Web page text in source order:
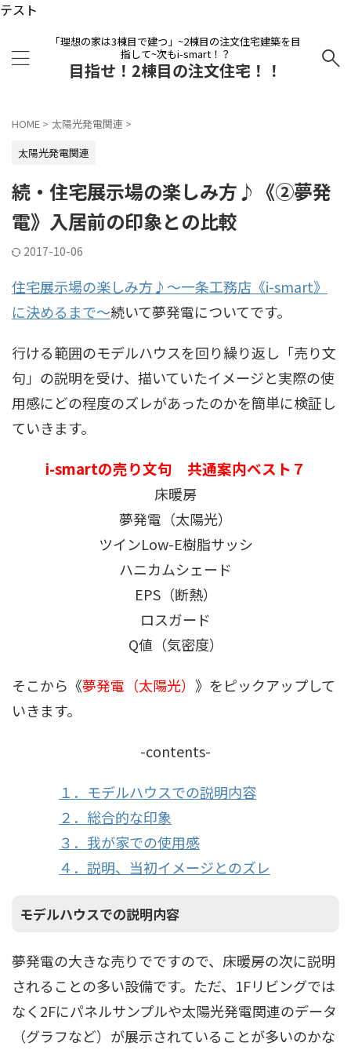
テスト
「理想の家は3棟目で建つ」~2棟目の注文住宅建築を目
指して~次もi-smart！？
目指せ！2棟目の注文住宅！！
HOME > 太陽光発電関連 >
太陽光発電関連
続・住宅展示場の楽しみ方♪《②夢発
電》入居前の印象との比較
2017-10-06
住宅展示場の楽しみ方♪～一条工務店《i-smart》
に決めるまで～続いて夢発電についてです。
行ける範囲のモデルハウスを回り繰り返し「売り文
句」の説明を受け、描いていたイメージと実際の使
用感にどの程度のズレがあったのかを簡単に検証し
ていきます。
i-smartの売り文句 共通案内ベスト７
床暖房
夢発電（太陽光）
ツインLow-E樹脂サッシ
ハニカムシェード
EPS（断熱）
ロスガード
Q値（気密度）
そこから《夢発電（太陽光） 》をピックアップして
いきます。
-contents-
１．モデルハウスでの説明内容
２．総合的な印象
３．我が家での使用感
４．説明、当初イメージとのズレ
モデルハウスでの説明内容
夢発電の大きな売りでですので、床暖房の次に説明
されることの多い設備です。ただ、1Fリビングでは
なく2Fにパネルサンプルや太陽光発電関連のデータ
（グラフなど）が展示されていることが多いのかな